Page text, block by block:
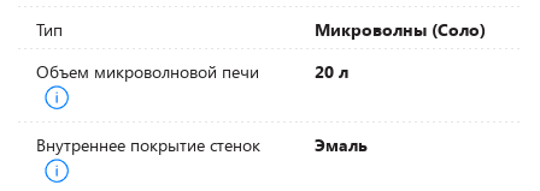
Тип
Микроволны (Соло)
Объем микроволновой печи
20 л
Внутреннее покрытие стенок Эмаль